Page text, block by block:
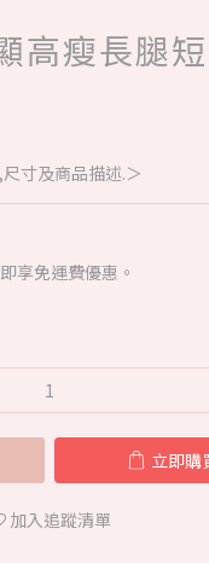
高瘦長腿
寸及商品描述.＞
享免運費優惠。
立即購
加入追蹤清單